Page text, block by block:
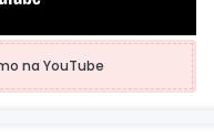
na YouTube